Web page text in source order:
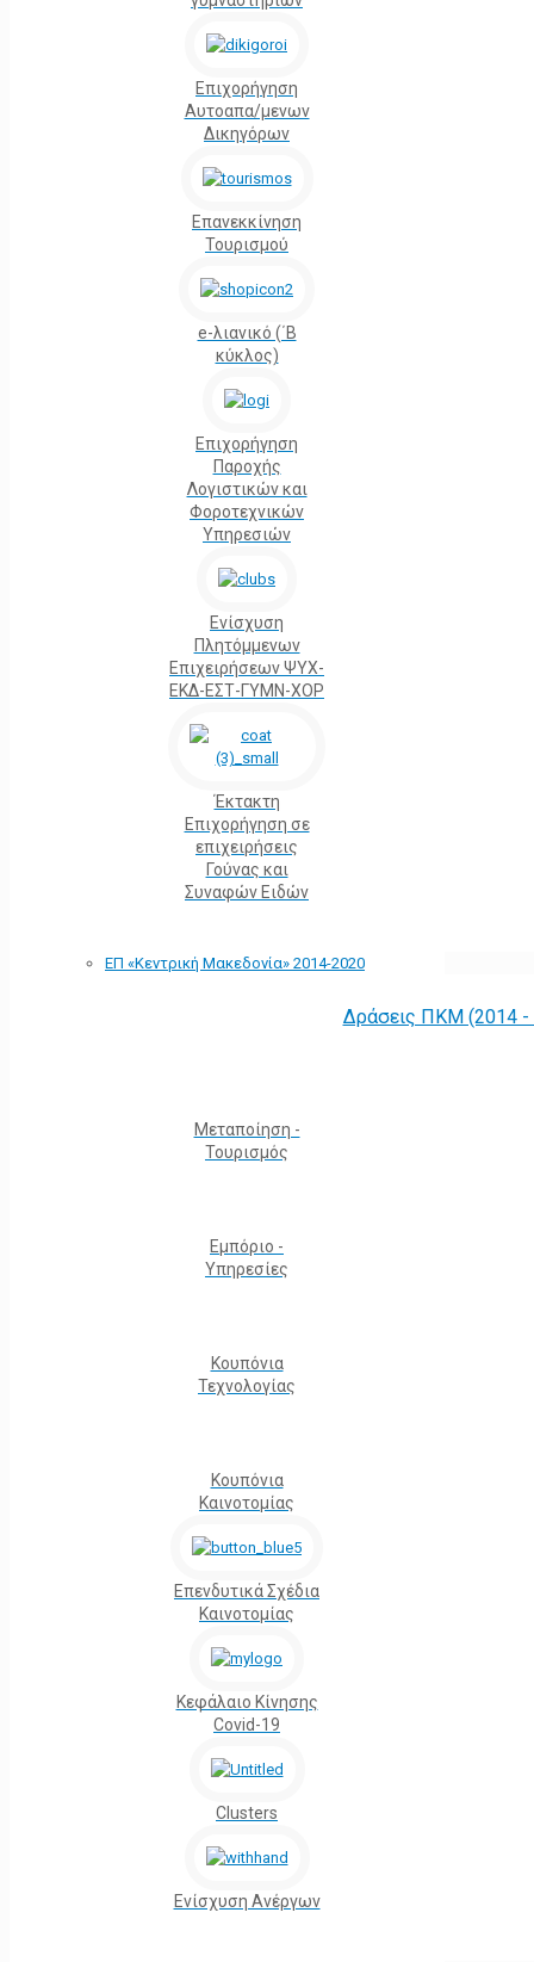
Επιχορήγηση
Αυτοαπα/μενων
Δικηγόρων
Επανεκκίνηση
Τουρισμού
e-λιανικό (΄Β
κύκλος)
Επιχορήγηση
Παροχής
Λογιστικών και
Φοροτεχνικών
Υπηρεσιών
Ενίσχυση
Πλητόμμενων
Επιχειρήσεων ΨΥΧ-
ΕΚΔ-ΕΣΤ-ΓΥΜΝ-ΧΟΡ
Έκτακτη
Επιχορήγηση σε
επιχειρήσεις
Γούνας και
Συναφών Ειδών
ΕΠ «Kεντρική Μακεδονία» 2014-2020
Δράσεις ΠΚΜ (2014 -
Μεταποίηση -
Τουρισμός
Εμπόριο -
Υπηρεσίες
Κουπόνια
Τεχνολογίας
Κουπόνια
Καινοτομίας
Επενδυτικά Σχέδια
Καινοτομίας
Κεφάλαιο Κίνησης
Covid-19
Clusters
Ενίσχυση Ανέργων